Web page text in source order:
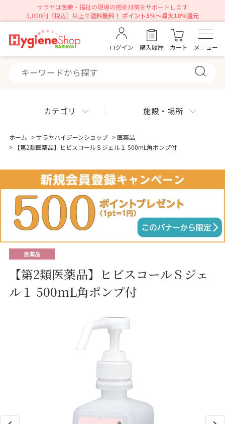
サラヤは医療・福祉の現場の感染対策をサポートします
5,000円（税込）以上で送料無料！ ポイント5％～最大10％還元
ログイン 購入履歴 カート メニュー
カテゴリ 施設・場所
ホーム >サラヤハイジーンショップ >医薬品
>
【第2類医薬品】ヒビスコールＳジェル１ 500mL角ポンプ付
【第2類医薬品】ヒビスコールＳジェ
ル１ 500mL角ポンプ付